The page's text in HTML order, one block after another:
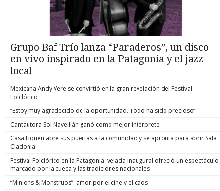
Grupo Baf Trío lanza “Paraderos”, un disco
en vivo inspirado en la Patagonia y el jazz
local
Mexicana Andy Vere se convirtió en la gran revelación del Festival
Folclórico
“Estoy muy agradecido de la oportunidad. Todo ha sido precioso”
Cantautora Sol Naveillán ganó como mejor intérprete
Casa Líquen abre sus puertas a la comunidad y se apronta para abrir Sala
Cladonia
Festival Folclórico en la Patagonia: velada inaugural ofreció un espectáculo
marcado por la cueca y las tradiciones nacionales
“Minions & Monstruos”: amor por el cine y el caos